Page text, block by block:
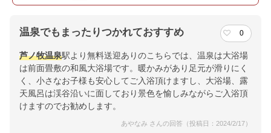
温泉でもまったりつかれておすすめ 0
芦ノ牧温泉駅より無料送迎ありのこちらでは、温泉は大浴場
は前面畳敷の和風大浴場です。暖かみがあり足元が滑りにく
く、小さなお子様も安心してご入浴頂けますし、大浴場、露
天風呂は渓谷沿いに面しており景色を愉しみながらご入浴頂
けますのでお勧めします。
あやなみ さんの回答（投稿日：2024/2/17）